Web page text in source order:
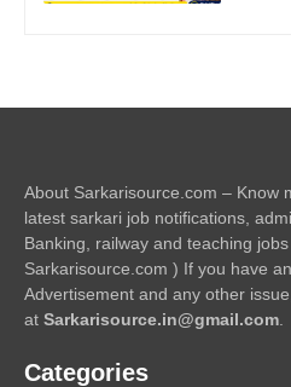
About Sarkarisource.com – Know
latest sarkari job notifications,
Banking, railway and teaching
Sarkarisource.com ) If you have
Advertisement and any other
at Sarkarisource.in@gmail.com
Categories